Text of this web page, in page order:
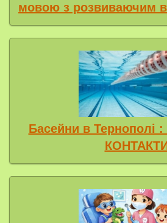
мовою з розвиваючим
Басейни в Тернополі